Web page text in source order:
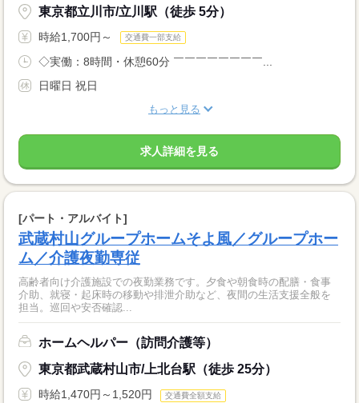
東京都立川市/立川駅（徒歩 5分）
時給1,700円～ 交通費一部支給
◇実働：8時間・休憩60分 ￣￣￣￣￣￣￣￣...
日曜日 祝日
もっと見る
求人詳細を見る
[パート・アルバイト]
武蔵村山グループホームそよ風／グループホー
ム／介護夜勤専従
高齢者向け介護施設での夜勤業務です。夕食や朝食時の配膳・食事
介助、就寝・起床時の移動や排泄介助など、夜間の生活支援全般を
担当。巡回や安否確認...
ホームヘルパー（訪問介護等）
東京都武蔵村山市/上北台駅（徒歩 25分）
時給1,470円～1,520円 交通費全額支給